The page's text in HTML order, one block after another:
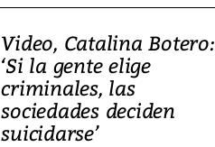
Video, Catalina Botero:
‘Si la gente elige
criminales, las
sociedades deciden
suicidarse’